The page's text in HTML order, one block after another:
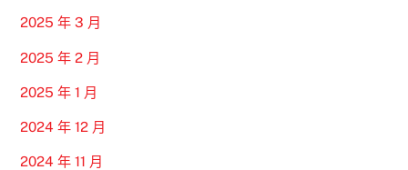
2025 年 3 月
2025 年 2 月
2025 年 1 月
2024 年 12 月
2024 年 11 月